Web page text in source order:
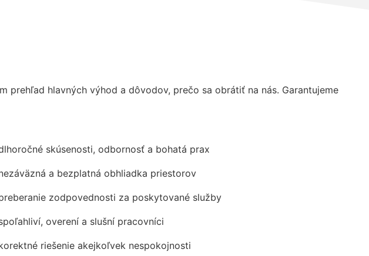
prehľad hlavných výhod a dôvodov, prečo sa obrátiť na nás. Garantujeme
skúsenosti, odbornosť a bohatá prax
a bezplatná obhliadka priestorov
zodpovednosti za poskytované služby
overení a slušní pracovníci
riešenie akejkoľvek nespokojnosti